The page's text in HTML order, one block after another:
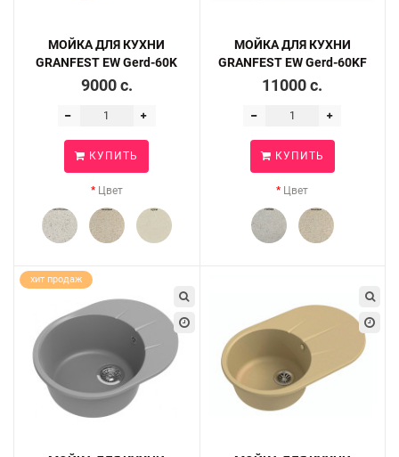
МОЙКА ДЛЯ КУХНИ
GRANFEST EW Gerd-60K
9000 c.
КУПИТЬ
Цвет
МОЙКА ДЛЯ КУХНИ
GRANFEST EW Gerd-60KF
11000 c.
КУПИТЬ
Цвет
хит продаж